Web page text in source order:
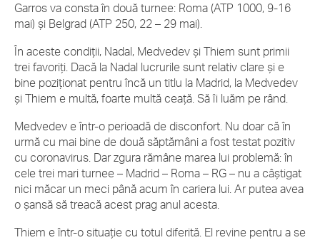
Garros va consta în două turnee: Roma (ATP 1000, 9-16
mai) și Belgrad (ATP 250, 22 – 29 mai).
În aceste condiții, Nadal, Medvedev și Thiem sunt primii
trei favoriți. Dacă la Nadal lucrurile sunt relativ clare și e
bine poziționat pentru încă un titlu la Madrid, la Medvedev
și Thiem e multă, foarte multă ceață. Să îi luăm pe rând.
Medvedev e într-o perioadă de disconfort. Nu doar că în
urmă cu mai bine de două săptămâni a fost testat pozitiv
cu coronavirus. Dar zgura rămâne marea lui problemă: în
cele trei mari turnee – Madrid – Roma – RG – nu a câștigat
nici măcar un meci până acum în cariera lui. Ar putea avea
o șansă să treacă acest prag anul acesta.
Thiem e într-o situație cu totul diferită. El revine pentru a se